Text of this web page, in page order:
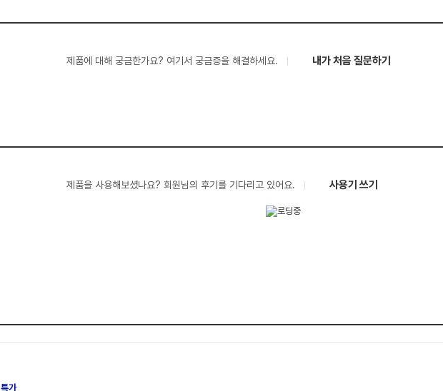
제품에 대해 궁금한가요? 여기서 궁금증을 해결하세요. 내가 처음 질문하기
제품을 사용해보셨나요? 회원님의 후기를 기다리고 있어요. 사용기 쓰기
가